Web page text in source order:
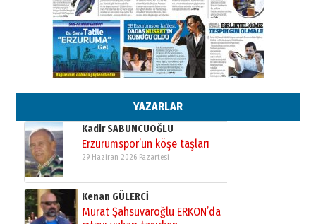
YAZARLAR
Ardında bıraktığı hatıralarıyla
gönül adamı Faruk Terzioğlu!
13 Mayıs 2026 Çarşamba
Esat BİNDESEN
Başkan Sekmen’den Erzurum’a
02 Ağustos 2026 Pazar
Kadir SABUNCUOĞLU
Erzurumspor’un köşe taşları
29 Haziran 2026 Pazartesi
Kenan GÜLERCİ
Murat Şahsuvaroğlu ERKON’da